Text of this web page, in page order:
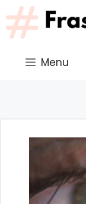
Saltar
al
contenido
Menu